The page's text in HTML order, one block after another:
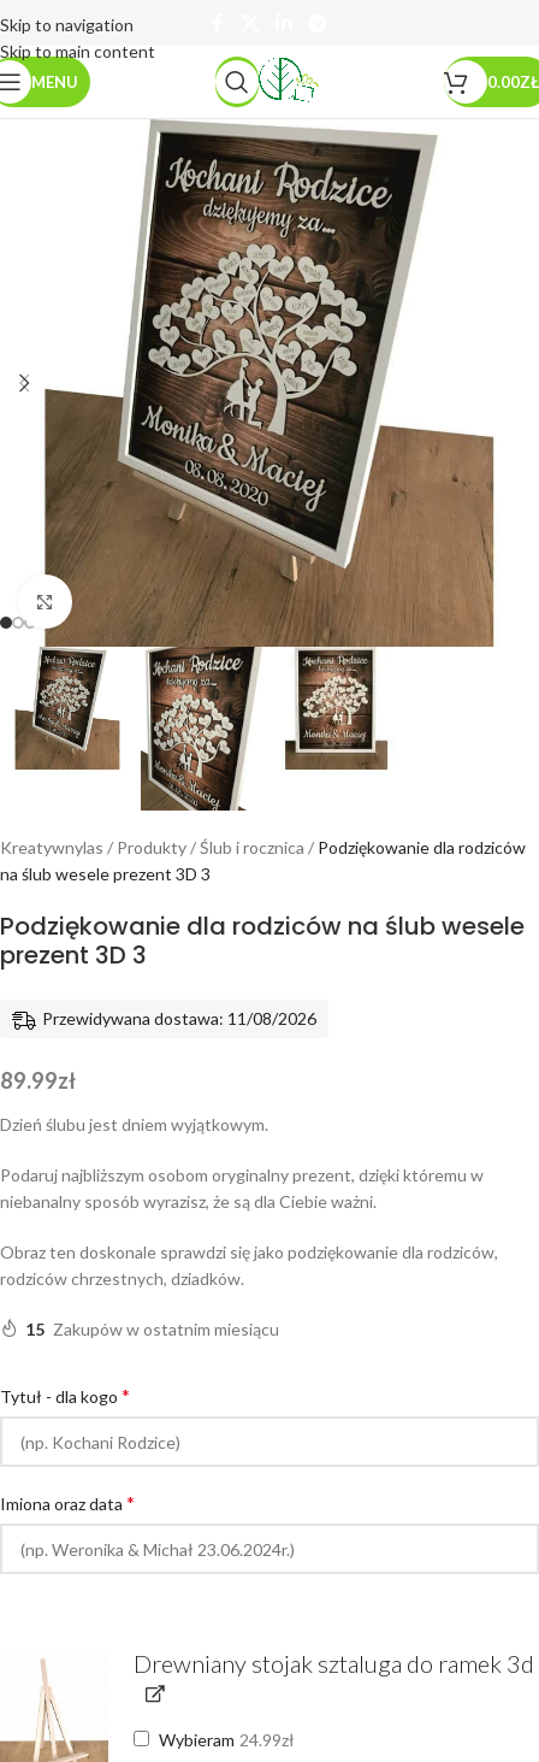
Skip to navigation
Skip to main content
MENU 0.00ZŁ
Powiększ
Kreatywnylas / Produkty/Ślub i rocznica / Podziękowanie dla rodziców
na ślub wesele prezent 3D 3
Podziękowanie dla rodziców na ślub wesele
prezent 3D 3
Przewidywana dostawa: 11/08/2026
89.99zł
Dzień ślubu jest dniem wyjątkowym.
Podaruj najbliższym osobom oryginalny prezent, dzięki któremu w
niebanalny sposób wyrazisz, że są dla Ciebie ważni.
Obraz ten doskonale sprawdzi się jako podziękowanie dla rodziców,
rodziców chrzestnych, dziadków.
15 Zakupów w ostatnim miesiącu
Tytuł - dla kogo *
Imiona oraz data *
Drewniany stojak sztaluga do ramek 3d
Wybieram 24.99zł